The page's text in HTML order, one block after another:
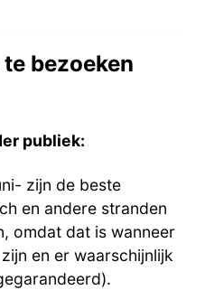
bezoeken
publiek:
zijn de beste
en andere stranden
omdat dat is wanneer
en er waarschijnlijk